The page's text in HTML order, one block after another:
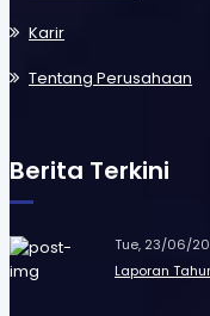
Karir
Tentang Perusahaan
Berita Terkini
Tue, 23/06/
Laporan